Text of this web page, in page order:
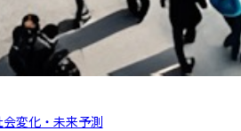
会変化・未来予測